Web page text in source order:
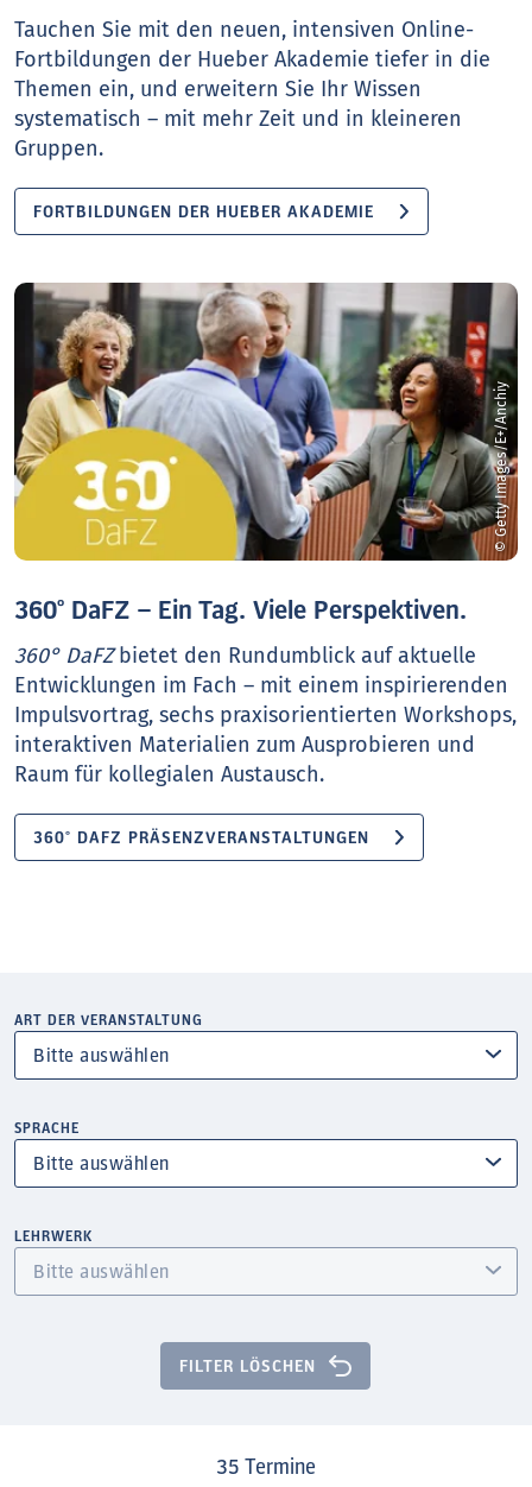
Tauchen Sie mit den neuen, intensiven Online-
Fortbildungen der Hueber Akademie tiefer in die
Themen ein, und erweitern Sie Ihr Wissen
systematisch – mit mehr Zeit und in kleineren
Gruppen.
FORTBILDUNGEN DER HUEBER AKADEMIE
© Getty Images/E+/Anchiy
360° DaFZ – Ein Tag. Viele Perspektiven.
360° DaFZbietet den Rundumblick auf aktuelle
Entwicklungen im Fach – mit einem inspirierenden
Impulsvortrag, sechs praxisorientierten Workshops,
interaktiven Materialien zum Ausprobieren und
Raum für kollegialen Austausch.
360° DAFZ PRÄSENZVERANSTALTUNGEN
ART DER VERANSTALTUNG
SPRACHE
LEHRWERK
FILTER LÖSCHEN
35 Termine